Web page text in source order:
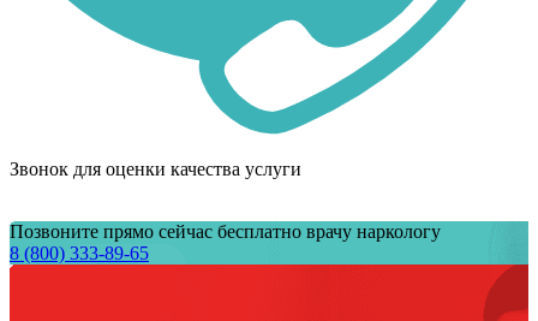
Звонок для оценки качества услуги
Позвоните прямо сейчас бесплатно врачу наркологу
8 (800) 333-89-65